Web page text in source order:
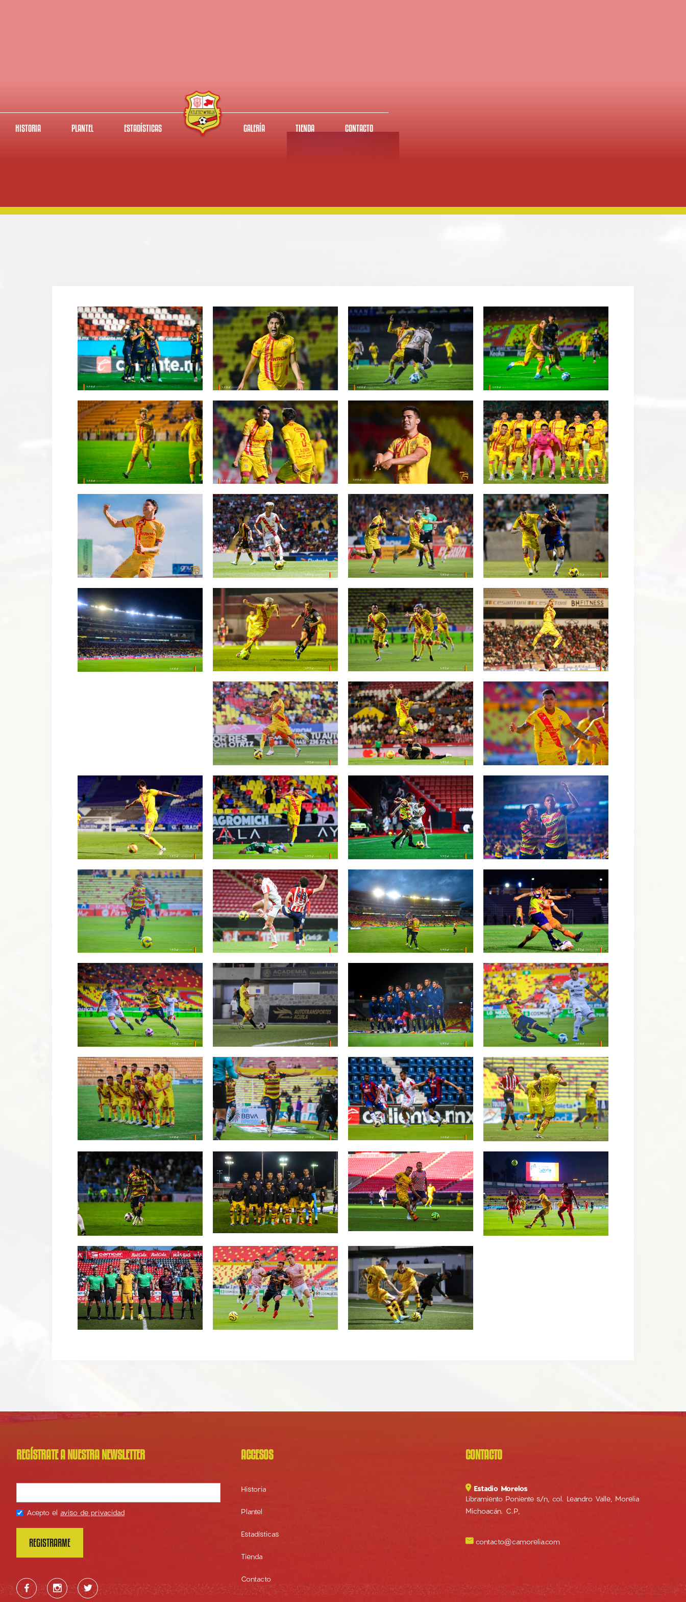
HISTORIA PLANTEL ESTADÍSTICAS GALERÍA TIENDA CONTACTO
REGÍSTRATE A NUESTRA NEWSLETTER
Acepto el aviso de privacidad
  
ACCESOS
Historia
Plantel
Estadísticas
Tienda
Contacto
CONTACTO
 Estadio Morelos
Libramiento Poniente s/n, col. Leandro Valle, Morelia
Michoacán. C.P,
 contacto@camorelia.com